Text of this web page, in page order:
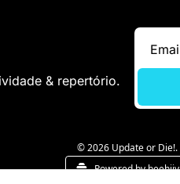
& repertório.
© 2026 Update or Die!.
Powered by beehiiv